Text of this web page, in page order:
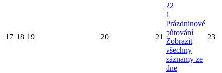
17 18 19 20 21
22
1
Prázdninové
půtování
Zobrazit
všechny
záznamy ze
dne
23